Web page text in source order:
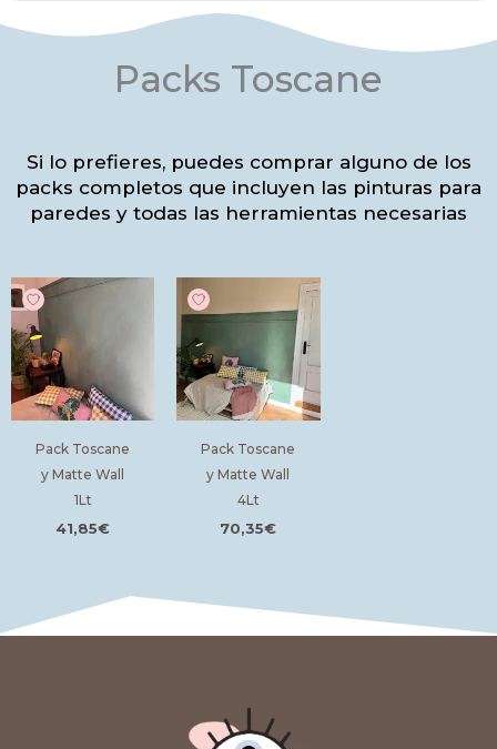
Packs Toscane
Si lo prefieres, puedes comprar alguno de los
packs completos que incluyen las pinturas para
paredes y todas las herramientas necesarias
Pack Toscane
y Matte Wall
1Lt
41,85€
Pack Toscane
y Matte Wall
4Lt
70,35€